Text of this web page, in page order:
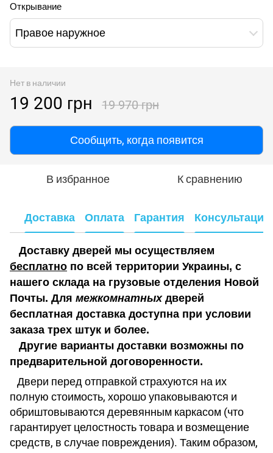
Открывание
Правое наружное
Нет в наличии
19 200 грн 19 970 грн
Сообщить, когда появится
В избранное К сравнению
Доставка Оплата Гарантия Консультация
Доставку дверей мы осуществляем
бесплатно по всей территории Украины, с
нашего склада на грузовые отделения Новой
Почты. Для межкомнатныхдверей
бесплатная доставка доступна при условии
заказа трех штук и более.
Другие варианты доставки возможны по
предварительной договоренности.
Двери перед отправкой страхуются на их
полную стоимость, хорошо упаковываются и
обриштовываются деревянным каркасом (что
гарантирует целостность товара и возмещение
средств, в случае повреждения). Таким образом,